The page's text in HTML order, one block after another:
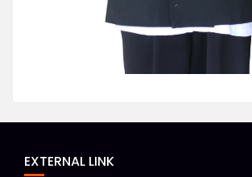
EXTERNAL LINK